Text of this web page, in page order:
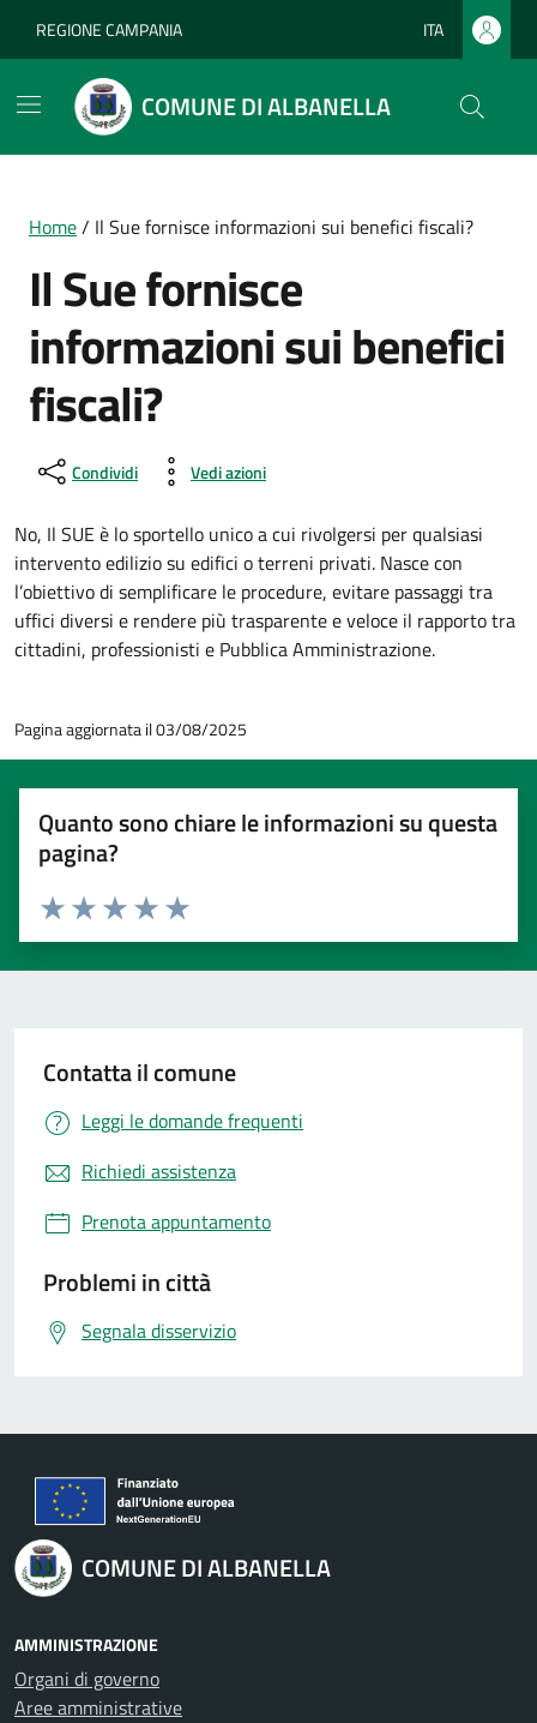
REGIONE CAMPANIA Lingua attiva:
ITA
COMUNE DI ALBANELLA
Home/ Il Sue fornisce informazioni sui benefici fiscali?
Il Sue fornisce
informazioni sui benefici
fiscali?
Condividi Vedi azioni
No, Il SUE è lo sportello unico a cui rivolgersi per qualsiasi
intervento edilizio su edifici o terreni privati. Nasce con
l’obiettivo di semplificare le procedure, evitare passaggi tra
uffici diversi e rendere più trasparente e veloce il rapporto tra
cittadini, professionisti e Pubblica Amministrazione.
Pagina aggiornata il 03/08/2025
Quanto sono chiare le informazioni su questa
pagina?
Valuta 5 stelle su 5
Valuta 4 stelle su 5
Valuta 3 stelle su 5
Valuta 2 stelle su 5
Valuta 1 stelle su 5
Contatta il comune
Leggi le domande frequenti
Richiedi assistenza
Prenota appuntamento
Problemi in città
Segnala disservizio
COMUNE DI ALBANELLA
AMMINISTRAZIONE
Organi di governo
Aree amministrative